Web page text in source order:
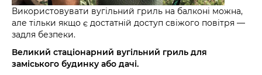
Використовувати вугільний гриль на балконі можна,
але тільки якщо є достатній доступ свіжого повітря —
задля безпеки.
Великий стаціонарний вугільний гриль для
заміського будинку або дачі.